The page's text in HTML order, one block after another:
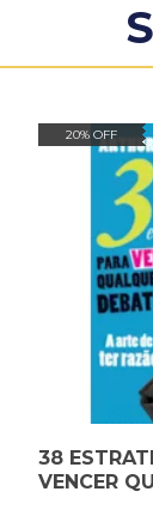
20% OFF
38
VENCER